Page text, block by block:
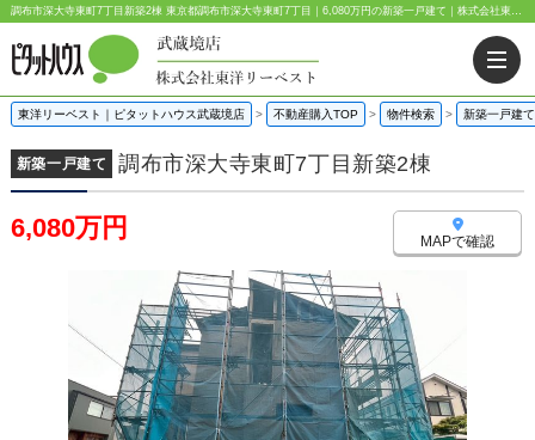
調布市深大寺東町7丁目新築2棟 東京都調布市深大寺東町7丁目｜6,080万円の新築一戸建て｜株式会社東洋リーベスト
東洋リーベスト｜ピタットハウス武蔵境店 > 不動産購入TOP > 物件検索 > 新築一戸建て
新築一戸建て 調布市深大寺東町7丁目新築2棟
6,080万円 MAPで確認